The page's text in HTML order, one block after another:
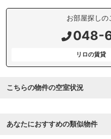
お部屋探しの
048-
リロの賃貸
こちらの物件の空室状況
あなたにおすすめの類似物件